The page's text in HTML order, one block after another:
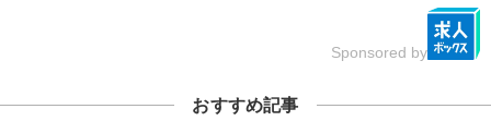
Sponsored by
おすすめ記事